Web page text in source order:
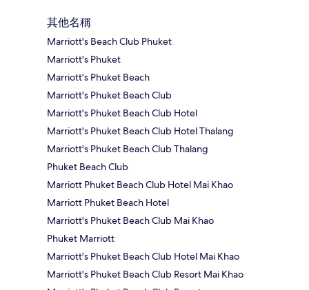
其他名稱
Marriott's Beach Club Phuket
Marriott's Phuket
Marriott's Phuket Beach
Marriott's Phuket Beach Club
Marriott's Phuket Beach Club Hotel
Marriott's Phuket Beach Club Hotel Thalang
Marriott's Phuket Beach Club Thalang
Phuket Beach Club
Marriott Phuket Beach Club Hotel Mai Khao
Marriott Phuket Beach Hotel
Marriott's Phuket Beach Club Mai Khao
Phuket Marriott
Marriott's Phuket Beach Club Hotel Mai Khao
Marriott's Phuket Beach Club Resort Mai Khao